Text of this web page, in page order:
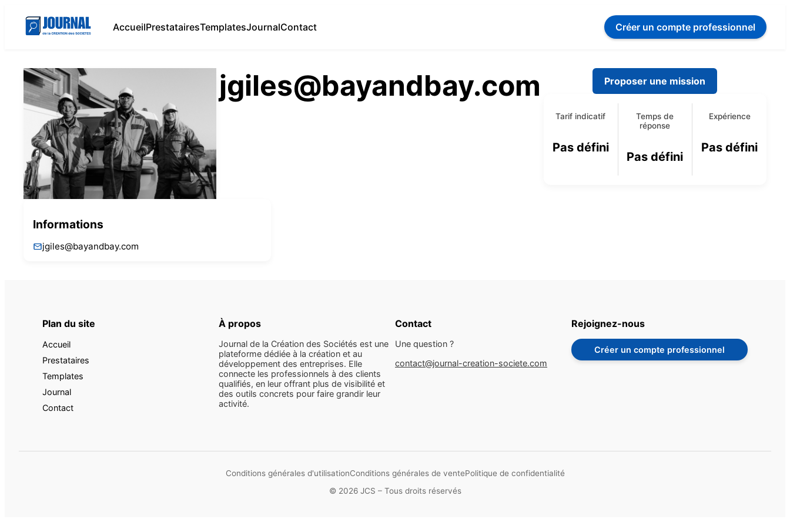
AccueilPrestatairesTemplatesJournalContact Créer un compte professionnel
jgiles@bayandbay.com Proposer une mission
Tarif indicatif
Pas défini
Temps de
réponse
Pas défini
Expérience
Pas défini
Informations
jgiles@bayandbay.com
Plan du site
Accueil
Prestataires
Templates
Journal
Contact
À propos
Journal de la Création des Sociétés est une
plateforme dédiée à la création et au
développement des entreprises. Elle
connecte les professionnels à des clients
qualifiés, en leur offrant plus de visibilité et
des outils concrets pour faire grandir leur
activité.
Contact
Une question ?
contact@journal-creation-societe.com
Rejoignez-nous
Créer un compte professionnel
Conditions générales d'utilisationConditions générales de ventePolitique de confidentialité
© 2026 JCS – Tous droits réservés